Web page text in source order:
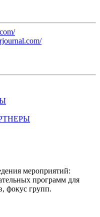
мероприятий:
программ для
фокус групп.